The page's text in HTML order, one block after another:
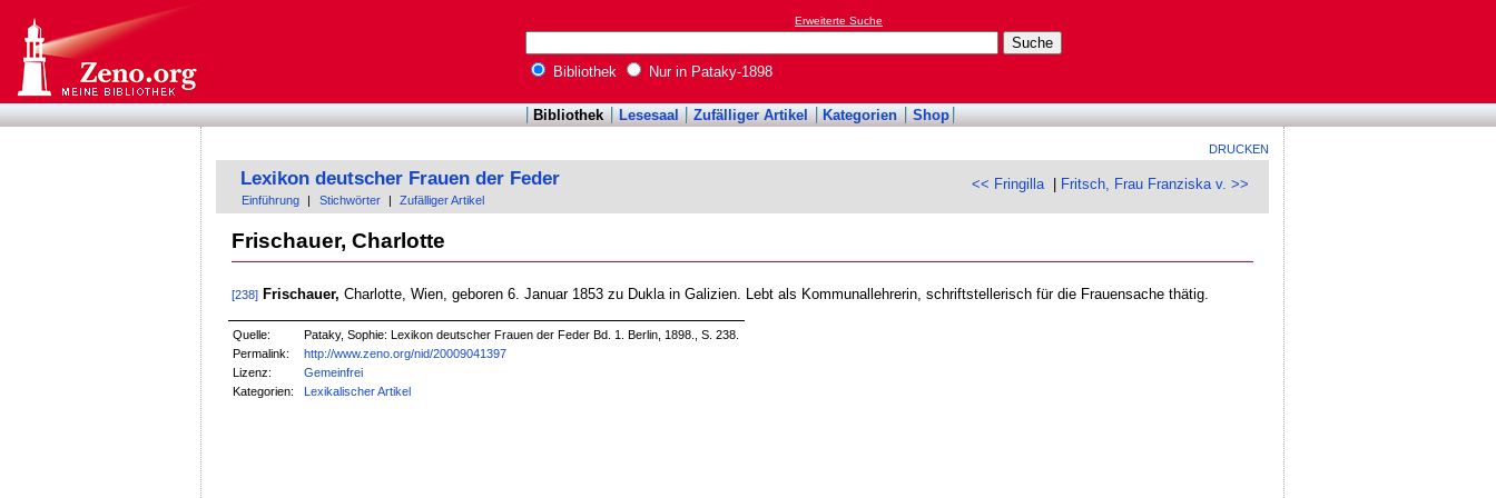
Erweiterte Suche
Bibliothek Nur in Pataky-1898
Bibliothek Lesesaal Zufälliger Artikel Kategorien Shop
DRUCKEN
<< Fringilla| Fritsch, Frau Franziska v. >>
Lexikon deutscher Frauen der Feder
Einführung Stichwörter Zufälliger Artikel
Frischauer, Charlotte
[238] Frischauer, Charlotte, Wien, geboren 6. Januar 1853 zu Dukla in Galizien. Lebt als Kommunallehrerin, schriftstellerisch für die Frauensache thätig.
Quelle:
Pataky, Sophie: Lexikon deutscher Frauen der Feder Bd. 1. Berlin, 1898., S. 238.
Permalink:
http://www.zeno.org/nid/20009041397
Lizenz:
Gemeinfrei
Kategorien:
Lexikalischer Artikel